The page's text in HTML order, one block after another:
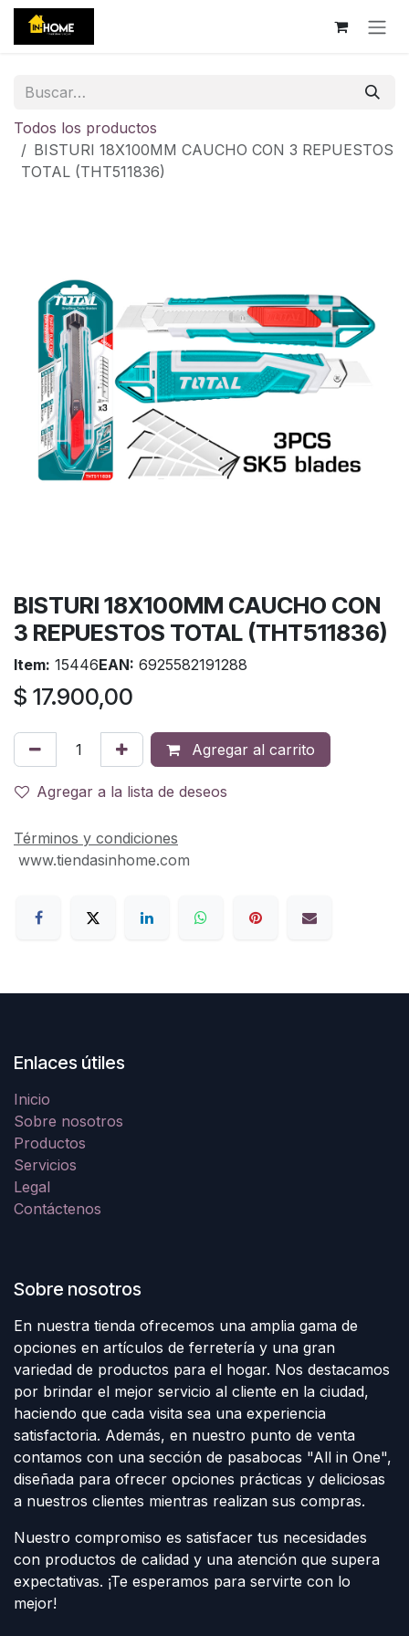
Ir al contenido
Todos los productos
BISTURI 18X100MM CAUCHO CON 3 REPUESTOS
TOTAL (THT511836)
BISTURI 18X100MM CAUCHO CON
3 REPUESTOS TOTAL (THT511836)
Item: 15446EAN: 6925582191288
$ 17.900,00
Agregar al carrito
Agregar a la lista de deseos
Términos y condiciones
www.tiendasinhome.com
Enlaces útiles
Inicio
Sobre nosotros
Productos
Servicios
Legal
Contáctenos
Sobre nosotros
En nuestra tienda ofrecemos una amplia gama de
opciones en artículos de ferretería y una gran
variedad de productos para el hogar. Nos destacamos
por brindar el mejor servicio al cliente en la ciudad,
haciendo que cada visita sea una experiencia
satisfactoria. Además, en nuestro punto de venta
contamos con una sección de pasabocas "All in One",
diseñada para ofrecer opciones prácticas y deliciosas
a nuestros clientes mientras realizan sus compras.
Nuestro compromiso es satisfacer tus necesidades
con productos de calidad y una atención que supera
expectativas. ¡Te esperamos para servirte con lo
mejor!